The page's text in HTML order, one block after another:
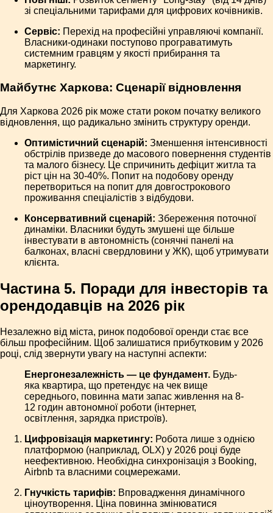
зі спеціальними тарифами для цифрових кочівників.
Сервіс: Перехід на професійні управляючі компанії.
Власники-одинаки поступово програватимуть
системним гравцям у якості прибирання та
маркетингу.
Майбутнє Харкова: Сценарії відновлення
Для Харкова 2026 рік може стати роком початку великого
відновлення, що радикально змінить структуру оренди.
Оптимістичний сценарій: Зменшення інтенсивності
обстрілів призведе до масового повернення студентів
та малого бізнесу. Це спричинить дефіцит житла та
ріст цін на 30-40%. Попит на подобову оренду
перетвориться на попит для довгострокового
проживання спеціалістів з відбудови.
Консервативний сценарій: Збереження поточної
динаміки. Власники будуть змушені ще більше
інвестувати в автономність (сонячні панелі на
балконах, власні свердловини у ЖК), щоб утримувати
клієнта.
Частина 5. Поради для інвесторів та
орендодавців на 2026 рік
Незалежно від міста, ринок подобової оренди стає все
більш професійним. Щоб залишатися прибутковим у 2026
році, слід звернути увагу на наступні аспекти:
Енергонезалежність — це фундамент. Будь-
яка квартира, що претендує на чек вище
середнього, повинна мати запас живлення на 8-
12 годин автономної роботи (інтернет,
освітлення, зарядка пристроїв).
Цифровізація маркетингу: Робота лише з однією
платформою (наприклад, OLX) у 2026 році буде
неефективною. Необхідна синхронізація з Booking,
Airbnb та власними соцмережами.
Гнучкість тарифів: Впровадження динамічного
ціноутворення. Ціна повинна змінюватися